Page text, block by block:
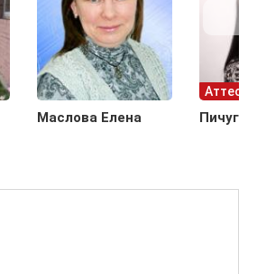
Маслова Елена